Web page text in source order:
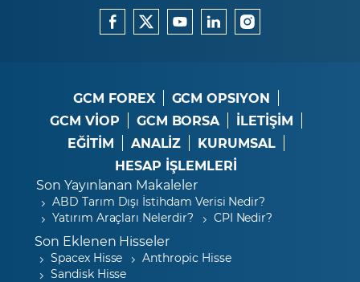
GCM FOREX
GCM OPSIYON
GCM VİOP
GCM BORSA
İLETİŞİM
EĞİTİM
ANALİZ
KURUMSAL
HESAP İŞLEMLERİ
Son Yayınlanan Makaleler
ABD Tarım Dışı İstihdam Verisi Nedir?
Yatırım Araçları Nelerdir?
CPI Nedir?
Son Eklenen Hisseler
Spacex Hisse
Anthropic Hisse
Sandisk Hisse